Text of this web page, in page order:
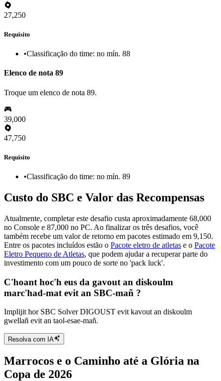
27,250
Requisito
•Classificação do time: no mín. 88
Elenco de nota 89
Troque um elenco de nota 89.
39,000
47,750
Requisito
•Classificação do time: no mín. 89
Custo do SBC e Valor das Recompensas
Atualmente, completar este desafio custa aproximadamente 68,000
no Console e 87,000 no PC. Ao finalizar os três desafios, você
também recebe um valor de retorno em pacotes estimado em 9,150.
Entre os pacotes incluídos estão o Pacote eletro de atletas e o Pacote
Eletro Pequeno de Atletas, que podem ajudar a recuperar parte do
investimento com um pouco de sorte no 'pack luck'.
C'hoant hoc'h eus da gavout an diskoulm
marc'had-mat evit an SBC-mañ ?
Implijit hor SBC Solver DIGOUST evit kavout an diskoulm
gwellañ evit an taol-esae-mañ.
Resolva com IA
Marrocos e o Caminho até a Glória na
Copa de 2026